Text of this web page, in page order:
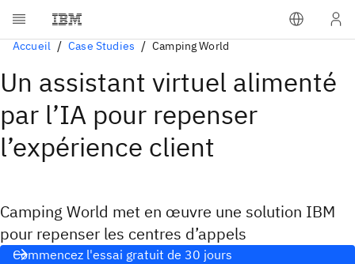
Accueil Case Studies Camping World
Un assistant virtuel alimenté
par l’IA pour repenser
l’expérience client
Camping World met en œuvre une solution IBM
pour repenser les centres d’appels
Commencez l'essai gratuit de 30 jours